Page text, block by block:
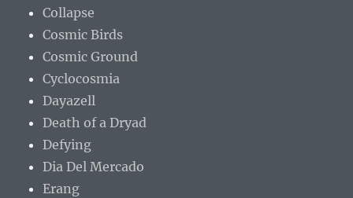
Collapse
Cosmic Birds
Cosmic Ground
Cyclocosmia
Dayazell
Death of a Dryad
Defying
Dia Del Mercado
Erang